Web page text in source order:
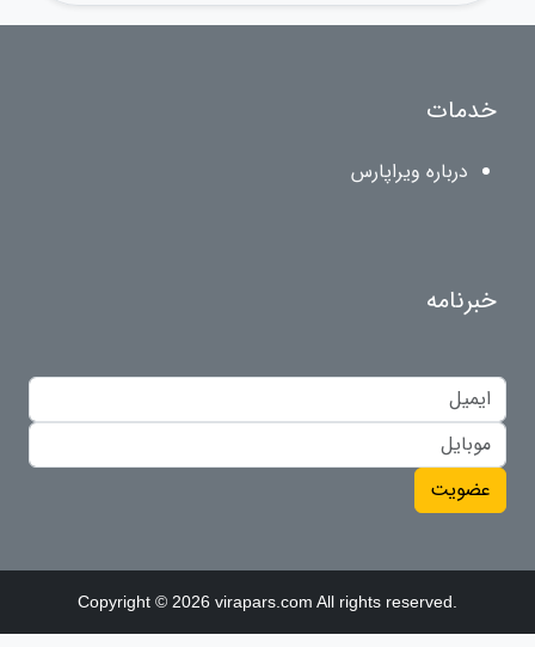
خدمات
درباره ویراپارس
خبرنامه
عضویت
Copyright © 2026 virapars.com All rights reserved.